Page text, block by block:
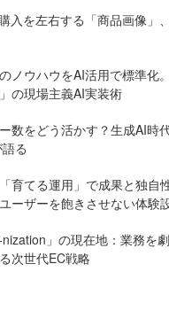
入を左右する「商品画像」
ノウハウをAI活用で標準化
の現場主義AI実装術
数をどう活かす？生成AI時
る
「育てる運用」で成果と独自
ーザーを飽きさせない体験
」の現在地：業務を
次世代EC戦略